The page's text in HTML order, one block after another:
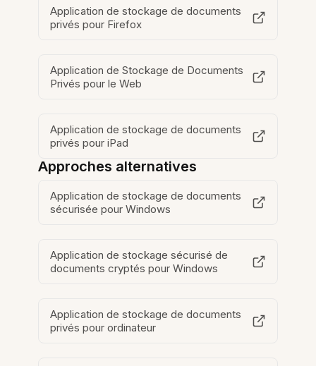
Application de stockage de documents
privés pour Firefox
Application de Stockage de Documents
Privés pour le Web
Application de stockage de documents
privés pour iPad
Approches alternatives
Application de stockage de documents
sécurisée pour Windows
Application de stockage sécurisé de
documents cryptés pour Windows
Application de stockage de documents
privés pour ordinateur